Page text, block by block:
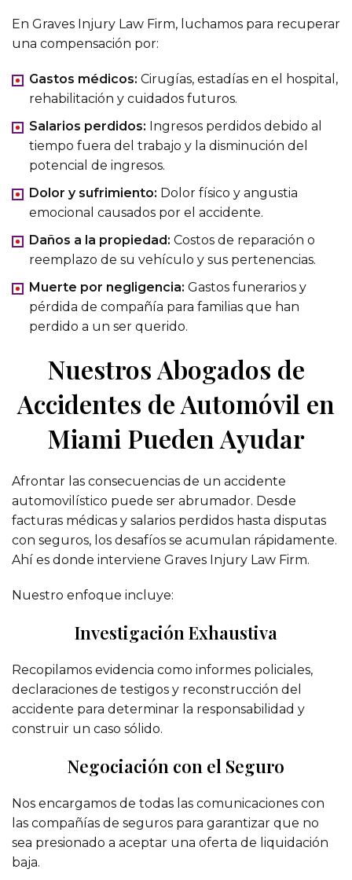
En Graves Injury Law Firm, luchamos para recuperar
una compensación por:
Gastos médicos: Cirugías, estadías en el hospital,
rehabilitación y cuidados futuros.
Salarios perdidos: Ingresos perdidos debido al
tiempo fuera del trabajo y la disminución del
potencial de ingresos.
Dolor y sufrimiento: Dolor físico y angustia
emocional causados por el accidente.
Daños a la propiedad: Costos de reparación o
reemplazo de su vehículo y sus pertenencias.
Muerte por negligencia: Gastos funerarios y
pérdida de compañía para familias que han
perdido a un ser querido.
Nuestros Abogados de
Accidentes de Automóvil en
Miami Pueden Ayudar
Afrontar las consecuencias de un accidente
automovilístico puede ser abrumador. Desde
facturas médicas y salarios perdidos hasta disputas
con seguros, los desafíos se acumulan rápidamente.
Ahí es donde interviene Graves Injury Law Firm.
Nuestro enfoque incluye:
Investigación Exhaustiva
Recopilamos evidencia como informes policiales,
declaraciones de testigos y reconstrucción del
accidente para determinar la responsabilidad y
construir un caso sólido.
Negociación con el Seguro
Nos encargamos de todas las comunicaciones con
las compañías de seguros para garantizar que no
sea presionado a aceptar una oferta de liquidación
baja.